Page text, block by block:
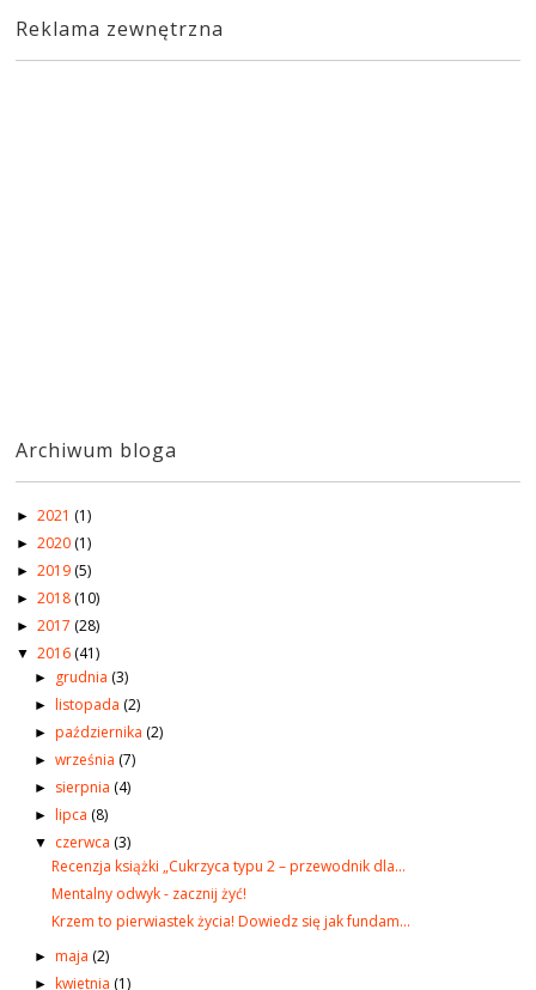
Reklama zewnętrzna
Archiwum bloga
►2021 (1)
►2020 (1)
►2019 (5)
►2018 (10)
►2017 (28)
▼2016 (41)
► grudnia (3)
► listopada (2)
► października (2)
► września (7)
► sierpnia (4)
► lipca (8)
▼ czerwca (3)
Recenzja książki „Cukrzyca typu 2 – przewodnik dla...
Mentalny odwyk - zacznij żyć!
Krzem to pierwiastek życia! Dowiedz się jak fundam...
► maja (2)
► kwietnia (1)